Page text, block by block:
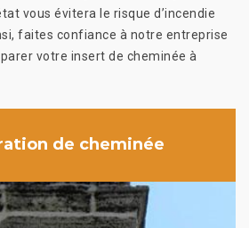
vous évitera le risque d’incendie
faites confiance à notre entreprise
votre insert de cheminée à
de cheminée